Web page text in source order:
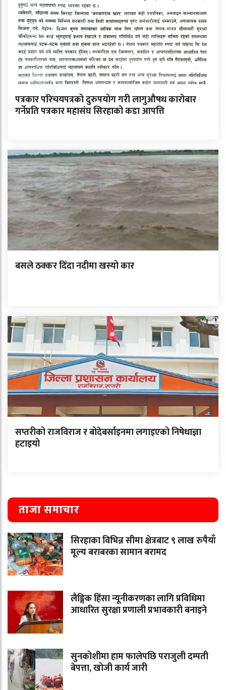
पत्रकार परिचयपत्रको दुरुपयोग गरी लागुऔषध कारोबार
गर्नेप्रति पत्रकार महासंघ सिरहाको कडा आपत्ति
बसले ठक्कर दिँदा नदीमा खस्यो कार
सप्तरीको राजविराज र बोदेबर्साइनमा लगाइएको निषेधाज्ञा
हटाइयो
ताजा समाचार
सिरहाका विभिन्न सीमा क्षेत्रबाट ९ लाख रुपैयाँ
मूल्य बराबरका सामान बरामद
लैङ्गिक हिंसा न्यूनीकरणका लागि प्रविधिमा
आधारित सुरक्षा प्रणाली प्रभावकारी बनाइने
सुनकोशीमा हाम फालेपछि पराजुली दम्पती
बेपत्ता, खोजी कार्य जारी